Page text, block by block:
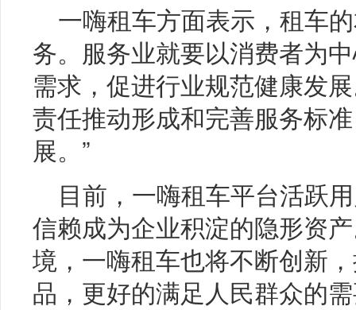
一嗨租车方面表示，租车
务。服务业就要以消费者为
需求，促进行业规范健康发
责任推动形成和完善服务标
展。”
目前，一嗨租车平台活跃
信赖成为企业积淀的隐形资
境，一嗨租车也将不断创新
品，更好的满足人民群众的